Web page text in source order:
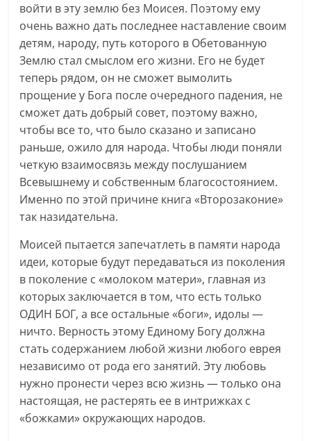
войти в эту землю без Моисея. Поэтому ему
очень важно дать последнее наставление своим
детям, народу, путь которого в Обетованную
Землю стал смыслом его жизни. Его не будет
теперь рядом, он не сможет вымолить
прощение у Бога после очередного падения, не
сможет дать добрый совет, поэтому важно,
чтобы все то, что было сказано и записано
раньше, ожило для народа. Чтобы люди поняли
четкую взаимосвязь между послушанием
Всевышнему и собственным благосостоянием.
Именно по этой причине книга «Второзаконие»
так назидательна.
Моисей пытается запечатлеть в памяти народа
идеи, которые будут передаваться из поколения
в поколение с «молоком матери», главная из
которых заключается в том, что есть только
ОДИН БОГ, а все остальные «боги», идолы —
ничто. Верность этому Единому Богу должна
стать содержанием любой жизни любого еврея
независимо от рода его занятий. Эту любовь
нужно пронести через всю жизнь — только она
настоящая, не растерять ее в интрижках с
«божками» окружающих народов.